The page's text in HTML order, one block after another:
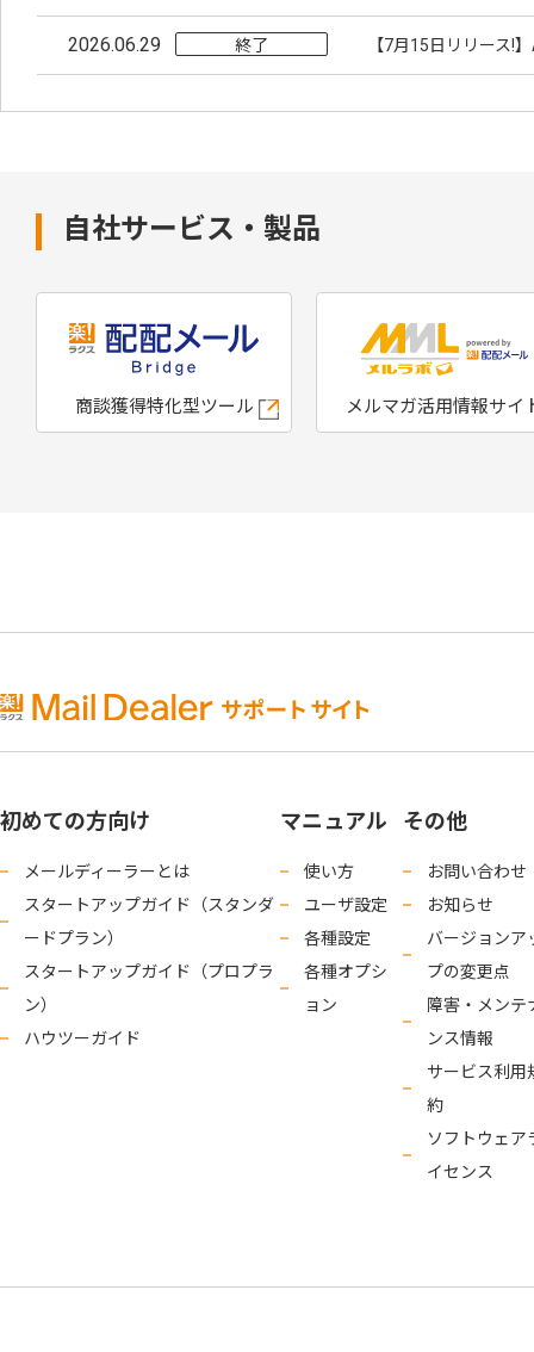
2026.06.29 終了 【7月15日リリース!
自社サービス・製品
商談獲得特化型ツール メルマガ活用情報サイ
初めての方向け
メールディーラーとは
スタートアップガイド（スタンダ
ードプラン）
スタートアップガイド（プロプラ
ン）
ハウツーガイド
マニュアル
使い方
ユーザ設定
各種設定
各種オプシ
ョン
その他
お問い合わせ
お知らせ
バージョンア
プの変更点
障害・メンテ
ンス情報
サービス利用
約
ソフトウェア
イセンス